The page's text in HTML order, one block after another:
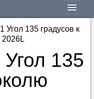
Угол 135 градусов к
2026L
135